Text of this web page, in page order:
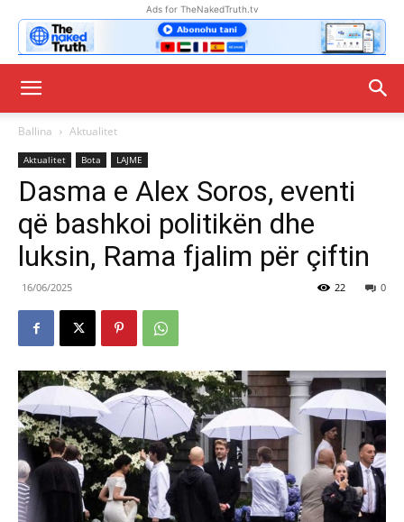
Ads for TheNakedTruth.tv
Ballina Aktualitet
Aktualitet Bota LAJME
Dasma e Alex Soros, eventi
që bashkoi politikën dhe
luksin, Rama fjalim për çiftin
16/06/2025 0
22